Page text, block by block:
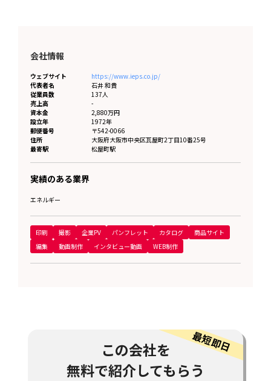
会社情報
ウェブサイト
https://www.ieps.co.jp/
代表者名
石井 和貴
従業員数
137人
売上高
-
資本金
2,880万円
設立年
1972年
郵便番号
〒542-0066
住所
大阪府大阪市中央区瓦屋町2丁目10番25号
最寄駅
松屋町駅
実績のある業界
エネルギー
印刷 撮影 企業PV パンフレット カタログ
商品サイト
編集
動画制作 インタビュー動画 WEB制作
この会社を
無料で紹介してもらう